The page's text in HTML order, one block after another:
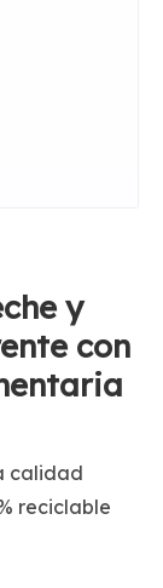
y
con
calidad
reciclable